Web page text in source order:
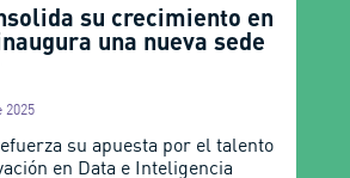
su crecimiento en
una nueva sede
2025
su apuesta por el talento
en Data e Inteligencia